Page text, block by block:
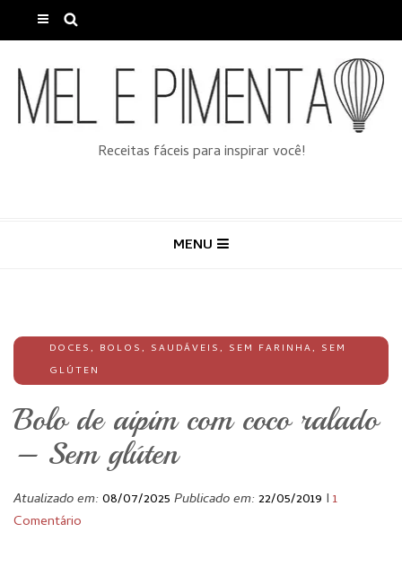
Receitas fáceis para inspirar você!
MENU
DOCES, BOLOS, SAUDÁVEIS, SEM FARINHA, SEM
GLÚTEN
Bolo de aipim com coco ralado
– Sem glúten
Atualizado em:08/07/2025 Publicado em:22/05/2019 I 1
Comentário